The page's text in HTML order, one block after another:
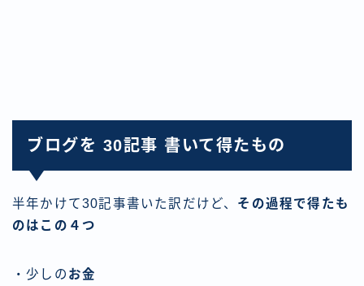
ブログを 30記事 書いて得たもの
半年かけて30記事書いた訳だけど、 その過程で得たも
のはこの４つ
・少しの お金